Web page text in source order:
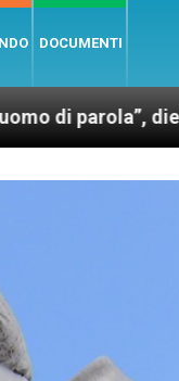
DOCUMENTI
dietro le quinte